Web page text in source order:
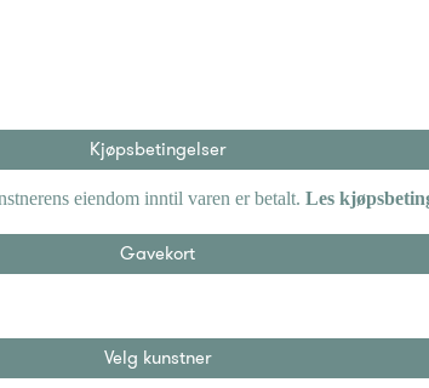
Kjøpsbetingelser
eiendom inntil varen er betalt. Les
Gavekort
Velg kunstner